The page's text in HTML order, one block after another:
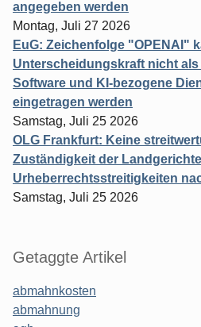
angegeben werden
Montag, Juli 27 2026
EuG: Zeichenfolge "OPENAI"
Unterscheidungskraft nicht
Software und KI-bezogene
eingetragen werden
Samstag, Juli 25 2026
OLG Frankfurt: Keine
Zuständigkeit der
Urheberrechtsstreitigkeiten
Samstag, Juli 25 2026
Getaggte Artikel
abmahnkosten
abmahnung